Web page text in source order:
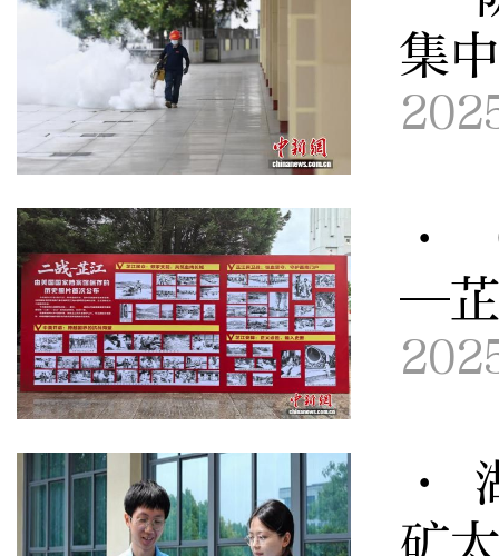
集
·
—芷
·